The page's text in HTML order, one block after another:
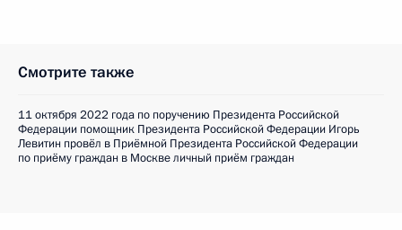
Смотрите также
11 октября 2022 года по поручению Президента Российской
Федерации помощник Президента Российской Федерации Игорь
Левитин провёл в Приёмной Президента Российской Федерации
по приёму граждан в Москве личный приём граждан